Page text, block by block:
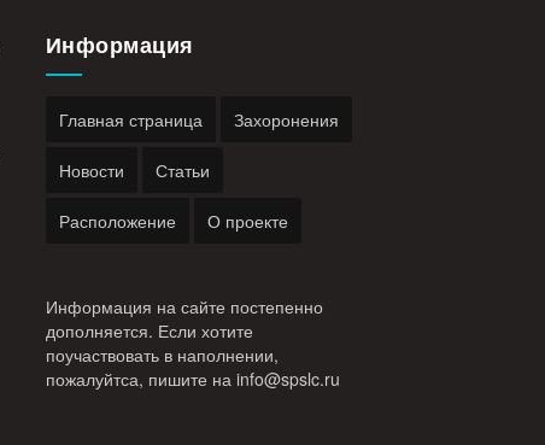
Информация
Главная страница Захоронения
Новости Статьи
Расположение О проекте
Информация на сайте постепенно
дополняется. Если хотите
поучаствовать в наполнении,
пожалуйтса, пишите на info@spslc.ru